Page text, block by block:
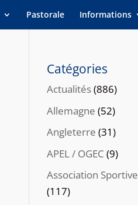
Pastorale Informations
Catégories
Actualités(886)
Allemagne (52)
Angleterre (31)
APEL / OGEC (9)
Association Sportive
(117)